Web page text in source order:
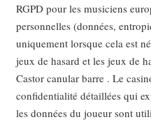
RGPD pour les musiciens
personnelles (données,
uniquement lorsque cela est
jeux de hasard et les jeux de
Castor canular barre . Le
confidentialité détaillées qui
les données du joueur sont